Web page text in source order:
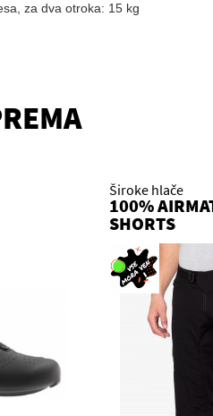
za dva otroka: 15 kg
Široke hlače
100%
SHORTS